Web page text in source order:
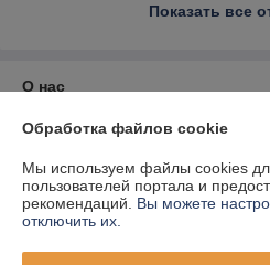
Показать все
О нас
Контакты
Доставка и оплата
Обработка файлов cookie
Мы используем файлы cookies
пользователей портала и
рекомендаций. Вы можете
отключить их.